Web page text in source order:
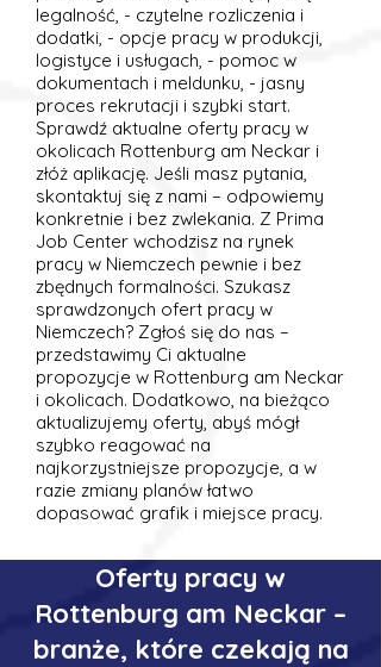
legalność, - czytelne rozliczenia i
dodatki, - opcje pracy w produkcji,
logistyce i usługach, - pomoc w
dokumentach i meldunku, - jasny
proces rekrutacji i szybki start.
Sprawdź aktualne oferty pracy w
okolicach Rottenburg am Neckar i
złóż aplikację. Jeśli masz pytania,
skontaktuj się z nami – odpowiemy
konkretnie i bez zwlekania. Z Prima
Job Center wchodzisz na rynek
pracy w Niemczech pewnie i bez
zbędnych formalności. Szukasz
sprawdzonych ofert pracy w
Niemczech? Zgłoś się do nas –
przedstawimy Ci aktualne
propozycje w Rottenburg am Neckar
i okolicach. Dodatkowo, na bieżąco
aktualizujemy oferty, abyś mógł
szybko reagować na
najkorzystniejsze propozycje, a w
razie zmiany planów łatwo
dopasować grafik i miejsce pracy.
Oferty pracy w
Rottenburg am Neckar –
branże, które czekają na